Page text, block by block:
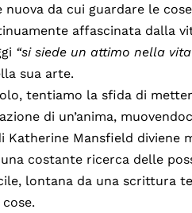
nuova da cui guardare le
affascinata dalla
“si siede un attimo nella
sua arte.
tentiamo la sfida di
di un’anima,
Katherine Mansfield diviene
costante ricerca delle
lontana da una scrittura